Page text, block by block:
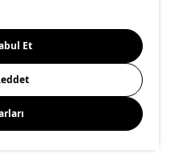
Politikası
Et